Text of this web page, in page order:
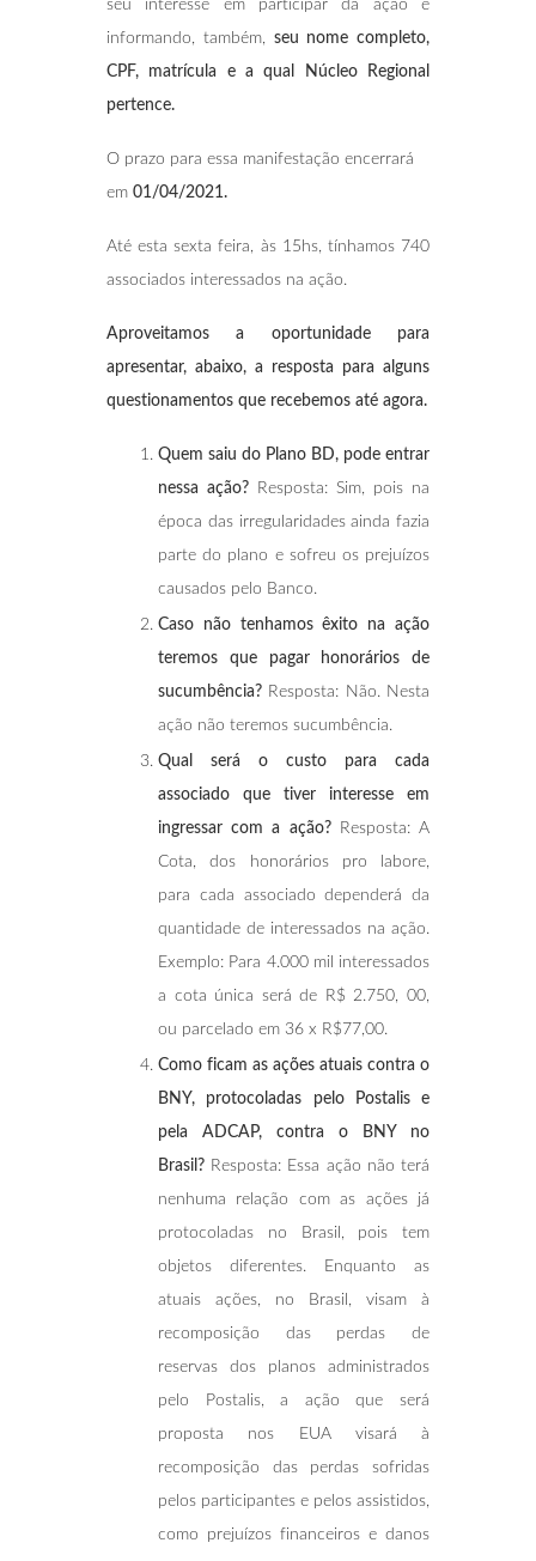
seu interesse em participar da ação e
informando, também, seu nome completo,
CPF, matrícula e a qual Núcleo Regional
pertence.
O prazo para essa manifestação encerrará
em 01/04/2021.
Até esta sexta feira, às 15hs, tínhamos 740
associados interessados na ação.
Aproveitamos a oportunidade para
apresentar, abaixo, a resposta para alguns
questionamentos que recebemos até agora.
Quem saiu do Plano BD, pode entrar
nessa ação? Resposta: Sim, pois na
época das irregularidades ainda fazia
parte do plano e sofreu os prejuízos
causados pelo Banco.
Caso não tenhamos êxito na ação
teremos que pagar honorários de
sucumbência? Resposta: Não. Nesta
ação não teremos sucumbência.
Qual será o custo para cada
associado que tiver interesse em
ingressar com a ação?
Resposta: A
Cota, dos honorários pro labore,
para cada associado dependerá da
quantidade de interessados na ação.
Exemplo: Para 4.000 mil interessados
a cota única será de R$ 2.750, 00,
ou parcelado em 36 x R$77,00.
Como ficam as ações atuais contra o
BNY, protocoladas pelo Postalis e
pela ADCAP, contra o BNY no
Brasil? Resposta: Essa ação não terá
nenhuma relação com as ações já
protocoladas no Brasil, pois tem
objetos diferentes. Enquanto as
atuais ações, no Brasil, visam à
recomposição das perdas de
reservas dos planos administrados
pelo Postalis, a ação que será
proposta nos EUA visará à
recomposição das perdas sofridas
pelos participantes e pelos assistidos,
como prejuízos financeiros e danos